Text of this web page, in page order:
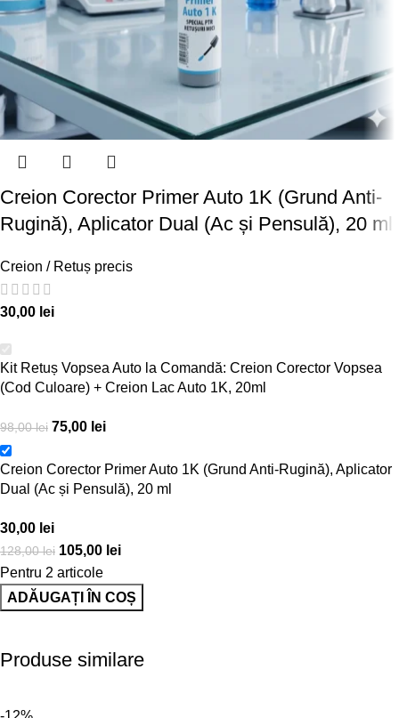
Creion Corector Primer Auto 1K (Grund Anti-
Rugină), Aplicator Dual (Ac și Pensulă), 20 ml
Creion / Retuș precis
30,00 lei
Kit Retuș Vopsea Auto la Comandă: Creion Corector Vopsea
(Cod Culoare) + Creion Lac Auto 1K, 20ml
98,00lei 75,00 lei
Creion Corector Primer Auto 1K (Grund Anti-Rugină), Aplicator
Dual (Ac și Pensulă), 20 ml
30,00 lei
128,00lei 105,00 lei
Pentru 2 articole
ADĂUGAȚI ÎN COȘ
Produse similare